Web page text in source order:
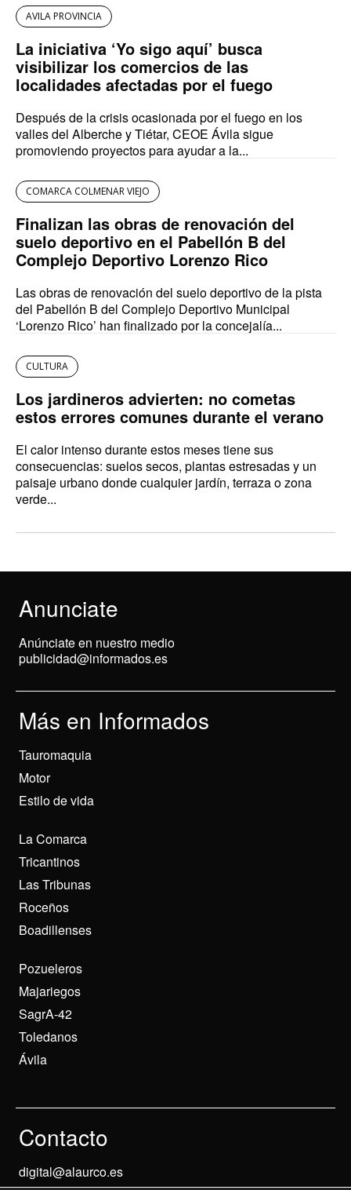
AVILA PROVINCIA
La iniciativa ‘Yo sigo aquí’ busca
visibilizar los comercios de las
localidades afectadas por el fuego
Después de la crisis ocasionada por el fuego en los
valles del Alberche y Tiétar, CEOE Ávila sigue
promoviendo proyectos para ayudar a la...
COMARCA COLMENAR VIEJO
Finalizan las obras de renovación del
suelo deportivo en el Pabellón B del
Complejo Deportivo Lorenzo Rico
Las obras de renovación del suelo deportivo de la pista
del Pabellón B del Complejo Deportivo Municipal
‘Lorenzo Rico’ han finalizado por la concejalía...
CULTURA
Los jardineros advierten: no cometas
estos errores comunes durante el verano
El calor intenso durante estos meses tiene sus
consecuencias: suelos secos, plantas estresadas y un
paisaje urbano donde cualquier jardín, terraza o zona
verde...
Anunciate
Anúnciate en nuestro medio
publicidad@informados.es
Más en Informados
Tauromaquia
Motor
Estilo de vida
La Comarca
Tricantinos
Las Tribunas
Roceños
Boadillenses
Pozueleros
Majariegos
SagrA-42
Toledanos
Ávila
Contacto
digital@alaurco.es